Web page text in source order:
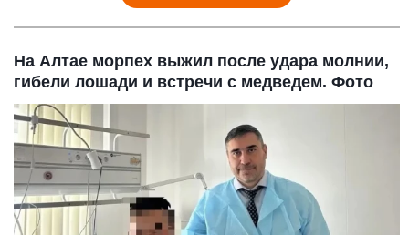
На Алтае морпех выжил после удара молнии,
гибели лошади и встречи с медведем. Фото